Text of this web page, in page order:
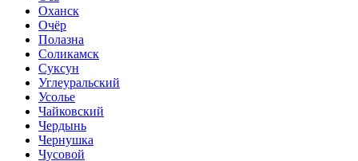
Оханск
Очёр
Полазна
Соликамск
Суксун
Углеуральский
Усолье
Чайковский
Чердынь
Чернушка
Чусовой